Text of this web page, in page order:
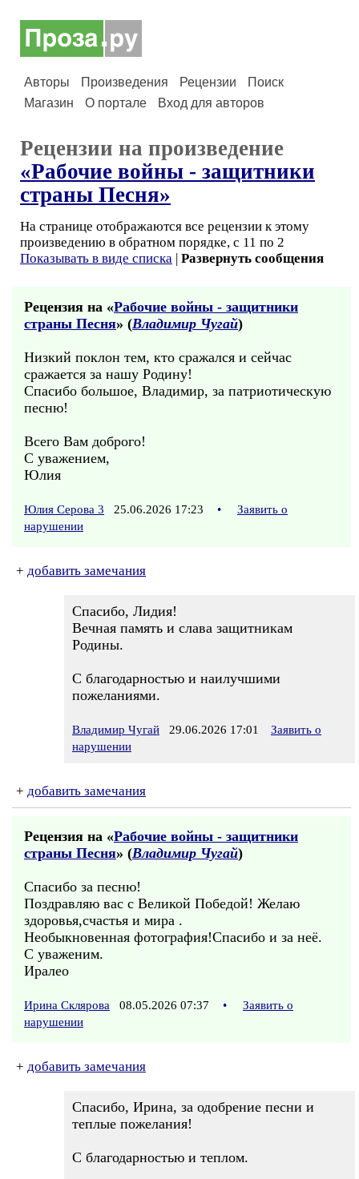
Авторы Произведения Рецензии
Поиск
Магазин
О портале Вход для авторов
Рецензии на произведение
«Рабочие войны - защитники
страны Песня»
На странице отображаются все рецензии к этому
произведению в обратном порядке, с 11 по 2
Показывать в виде списка | Развернуть сообщения
Рецензия на «Рабочие войны - защитники
страны Песня» (Владимир Чугай)
Низкий поклон тем, кто сражался и сейчас
сражается за нашу Родину!
Спасибо большое, Владимир, за патриотическую
песню!
Всего Вам доброго!
С уважением,
Юлия
Юлия Серова 3 25.06.2026 17:23 •
Заявить о
нарушении
+ добавить замечания
Спасибо, Лидия!
Вечная память и слава защитникам
Родины.
С благодарностью и наилучшими
пожеланиями.
Владимир Чугай 29.06.2026 17:01
Заявить о
нарушении
+ добавить замечания
Рецензия на «Рабочие войны - защитники
страны Песня» (Владимир Чугай)
Спасибо за песню!
Поздравляю вас с Великой Победой! Желаю
здоровья,счастья и мира .
Необыкновенная фотография!Спасибо и за неё.
С уваженим.
Иралео
Ирина Склярова 08.05.2026 07:37 •
Заявить о
нарушении
+ добавить замечания
Спасибо, Ирина, за одобрение песни и
теплые пожелания!
С благодарностью и теплом.